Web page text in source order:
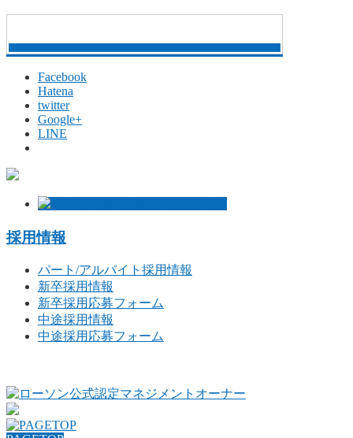
Facebook
Hatena
twitter
Google+
LINE
採用情報
パート/アルバイト採用情報
新卒採用情報
新卒採用応募フォーム
中途採用情報
中途採用応募フォーム